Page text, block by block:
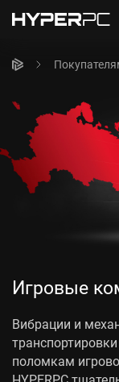
Игровые
Вибрации и
поломкам